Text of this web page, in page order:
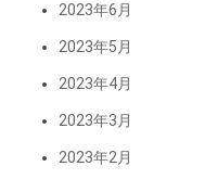
2023年6月
2023年5月
2023年4月
2023年3月
2023年2月